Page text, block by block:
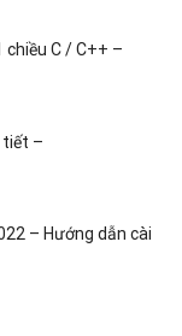
C / C++ –
tiết –
– Hướng dẫn cài